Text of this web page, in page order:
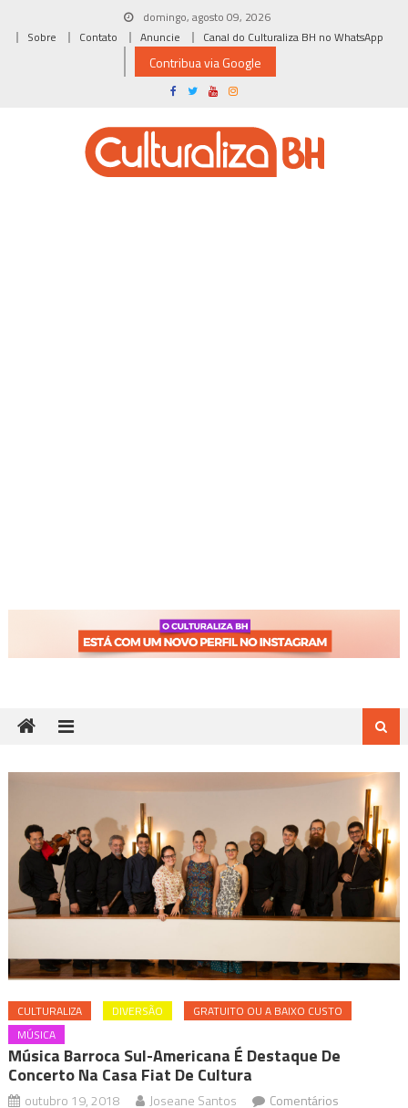
domingo, agosto 09, 2026
Sobre
Contato Anuncie Canal do Culturaliza BH no WhatsApp
Contribua via Google
CULTURALIZA DIVERSÃO
GRATUITO OU A BAIXO CUSTO
MÚSICA
Música Barroca Sul-Americana É Destaque De
Concerto Na Casa Fiat De Cultura
outubro 19, 2018 Joseane Santos
Comentários